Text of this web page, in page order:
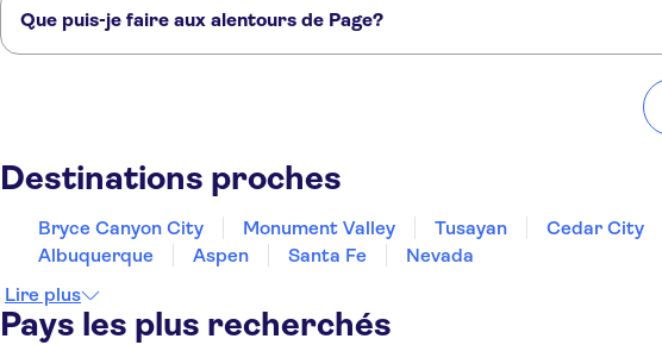
Que puis-je faire aux alentours de Page?
Destinations proches
Bryce Canyon City Monument Valley Tusayan Cedar City
Albuquerque
Aspen Santa Fe
Nevada
Lire plus
Pays les plus recherchés